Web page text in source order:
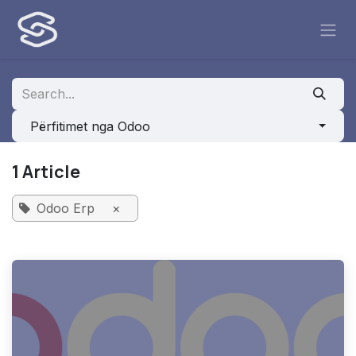
Skip to Content
Përfitimet nga Odoo
1 Article
Odoo Erp ×